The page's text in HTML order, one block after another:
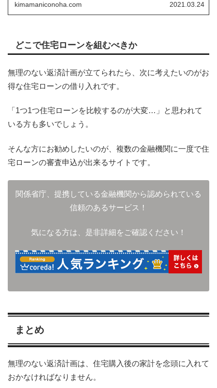
kimamaniconoha.com 2021.03.24
どこで住宅ローンを組むべきか
無理のない返済計画が立てられたら、次に考えたいのがお
得な住宅ローンの借り入れです。
「1つ1つ住宅ローンを比較するのが大変…」と思われて
いる方も多いでしょう。
そんな方にお勧めしたいのが、複数の金融機関に一度で住
宅ローンの審査申込が出来るサイトです。
関係省庁、提携している金融機関から認められている
信頼のあるサービス！
気になる方は、是非詳細をご確認ください！
まとめ
無理のない返済計画は、住宅購入後の家計を念頭に入れて
おかなければなりません。